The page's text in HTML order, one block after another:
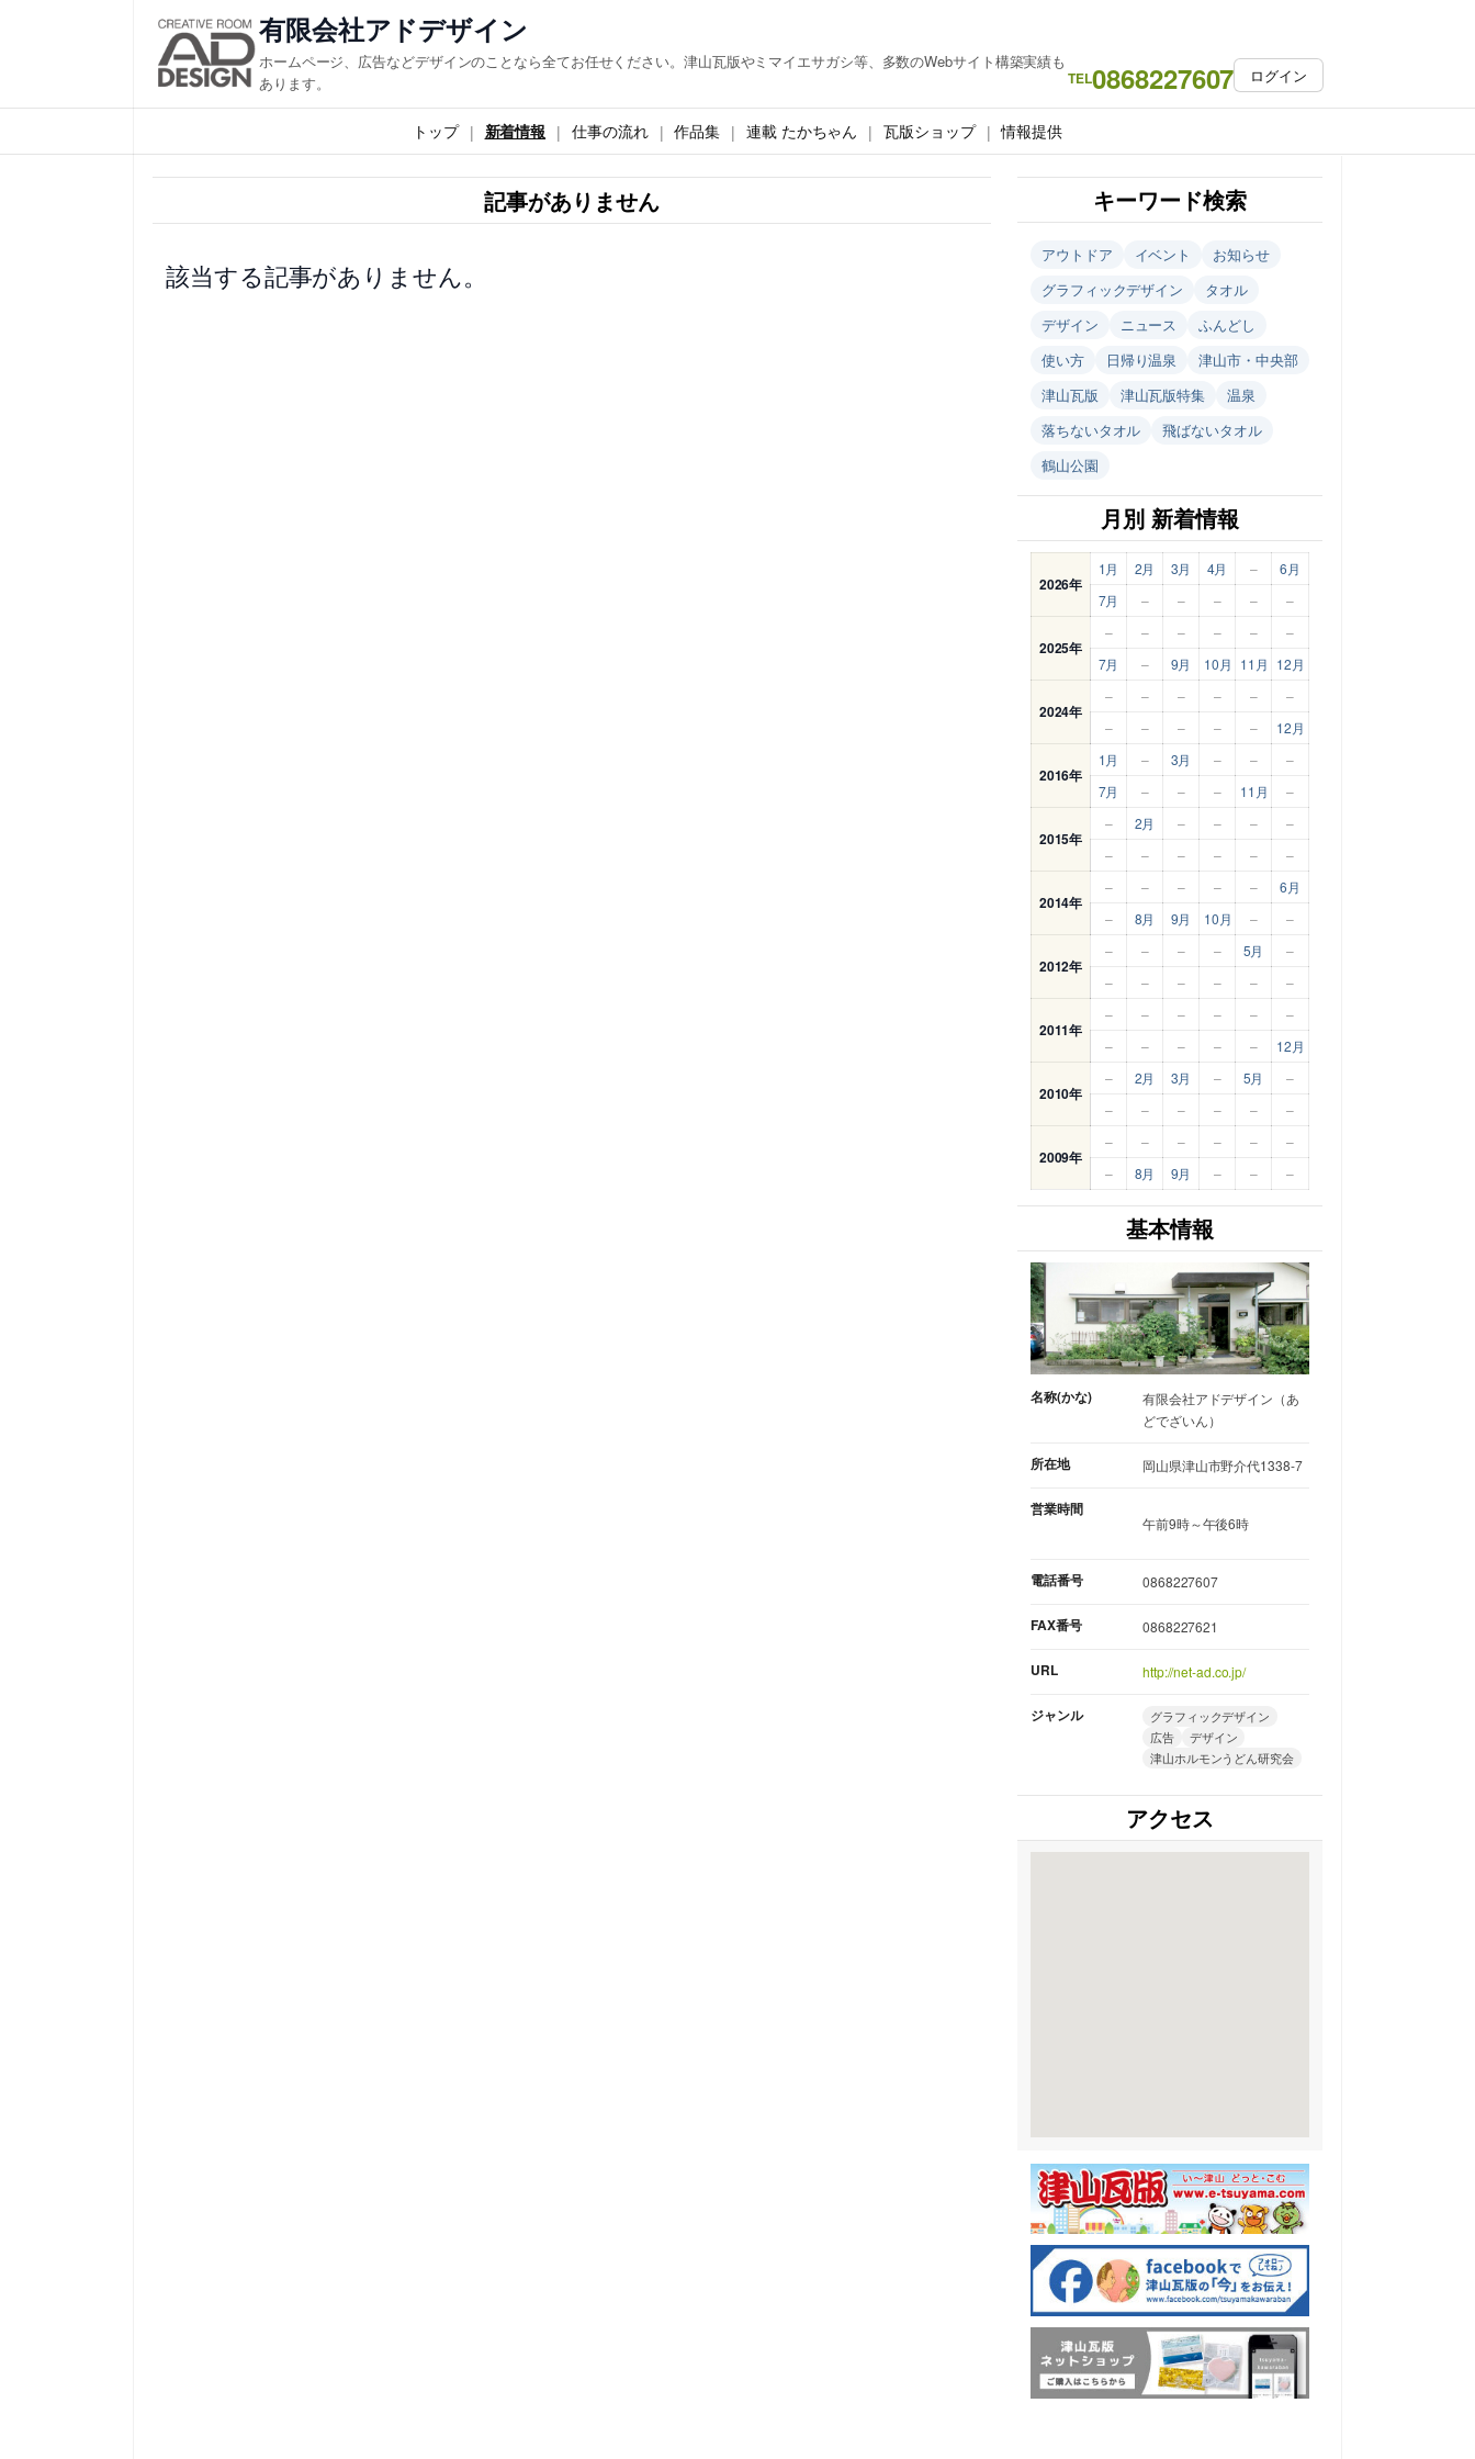
ス
キ
有限会社アドデザイン
ホームページ、広告などデザインのことなら全てお任せください。津山瓦版やミマイエサガシ等、多数のWebサイト構築実績も
あります。
TEL0868227607 ログイン
トップ 新着情報 仕事の流れ 作品集 連載 たかちゃん 瓦版ショップ 情報提供
記事がありません
該当する記事がありません。
キーワード検索
アウトドア イベント
お知らせ
グラフィックデザイン
タオル
デザイン
ニュース
ふんどし
使い方
日帰り温泉
津山市・中央部
津山瓦版
津山瓦版特集
温泉
落ちないタオル
飛ばないタオル
鶴山公園
月別 新着情報
2026年
1月 2月 3月 4月 –
6月
7月
– – – – –
2025年
– – – – –
–
7月
– 9月 10月 11月 12月
2024年
– – – – –
–
–
– – – – 12月
2016年
1月 – 3月 – –
–
7月
– – – 11月 –
2015年
– 2月 – – –
–
–
– – – – –
2014年
– – – – –
6月
–
8月 9月 10月 – –
2012年
– – – – 5月
–
–
– – – – –
2011年
– – – – –
–
–
– – – – 12月
2010年
– 2月 3月 – 5月
–
–
– – – – –
2009年
– – – – –
–
–
8月 9月 – – –
基本情報
名称(かな)
有限会社アドデザイン（あ
どでざいん）
所在地 岡山県津山市野介代1338-7
営業時間
午前9時～午後6時
電話番号 0868227607
FAX番号 0868227621
URL http://net-ad.co.jp/
ジャンル
グラフィックデザイン
広告
デザイン
津山ホルモンうどん研究会
アクセス